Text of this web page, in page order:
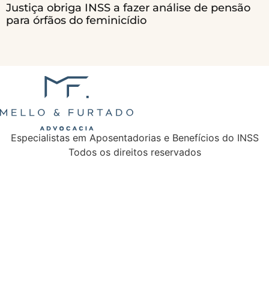
Justiça obriga INSS a fazer análise de pensão
para órfãos do feminicídio
Especialistas em Aposentadorias e Benefícios do INSS
Todos os direitos reservados